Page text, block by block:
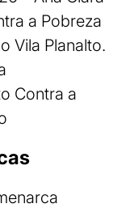
a Pobreza
Vila Planalto.
Contra a